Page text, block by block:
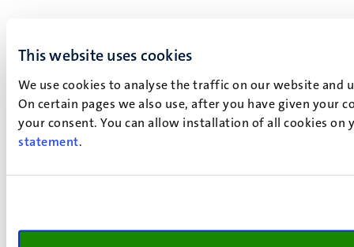
This website uses cookies
We use cookies to analyse the traffic on our website
On certain pages we also use, after you have given your
your consent. You can allow installation of all cookies
statement.